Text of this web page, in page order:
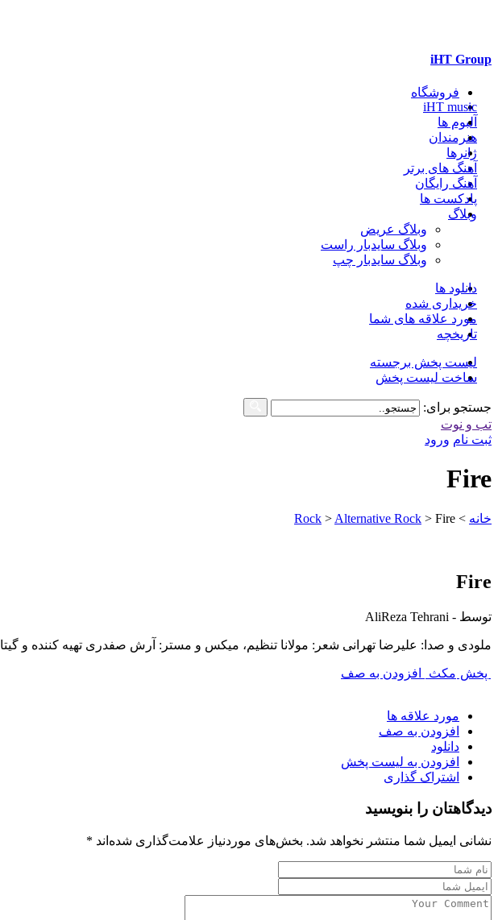
iHT Group
فروشگاه
iHT music
آلبوم ها
هنرمندان
ژانرها
آهنگ های برتر
آهنگ رایگان
پادکست ها
وبلاگ
وبلاگ عریض
وبلاگ سایدبار راست
وبلاگ سایدبار چپ
دانلود ها
خریداری شده
مورد علاقه های شما
تاریخچه
لیست پخش برجسته
ساخت لیست پخش
جستجو برای:
تب و نوت
ثبت نام ورود
Fire
خانه >
Rock >Alternative Rock > Fire
Fire
توسط - AliReza Tehrani
ملودی و صدا: علیرضا تهرانی شعر: مولانا تنظیم، میکس و مستر: آرش صفدری تهیه کننده و
پخش مکث افزودن به صف
مورد علاقه ها
افزودن به صف
دانلود
افزودن به لیست پخش
اشتراک گذاری
دیدگاهتان را بنویسید
نشانی ایمیل شما منتشر نخواهد شد. بخش‌های موردنیاز علامت‌گذاری شده‌اند *